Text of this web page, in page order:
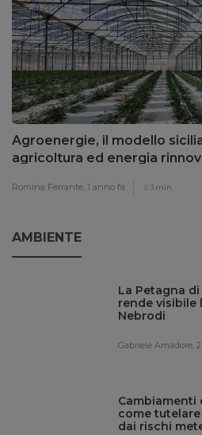
Agroenergie, il modello
agricoltura ed energia
Romina Ferrante, 1 anno fa 3 min
AMBIENTE
La Petagna
rende visibile
Nebrodi
Gabriele Amadore,
Cambiamenti
come
dai rischi